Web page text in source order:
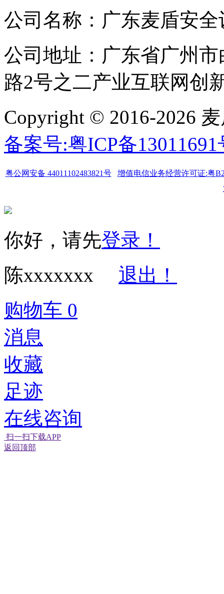
公司名称：广东麦盾安
公司地址：广东省广州
路2号之二产业互联网创
Copyright © 2016-2026
备案号:粤ICP备13011691
粤公网安备 44011102483821号
增值电信业务经营许可证:粤
你好，请先登录！
陈xxxxxxx
退出！
购物车 0
消息
收藏
足迹
在线咨询
扫一扫下载APP
返回顶部